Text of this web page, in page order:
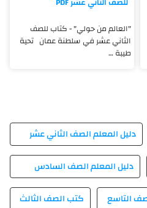
"العالم من حولي" - كتاب للصف
الثاني عشر في سلطنة عمان تحية
طيبة …
دليل المعلم الصف الثاني عشر
دليل المعلم الصف السادس
التاسع كتب الصف الثالث